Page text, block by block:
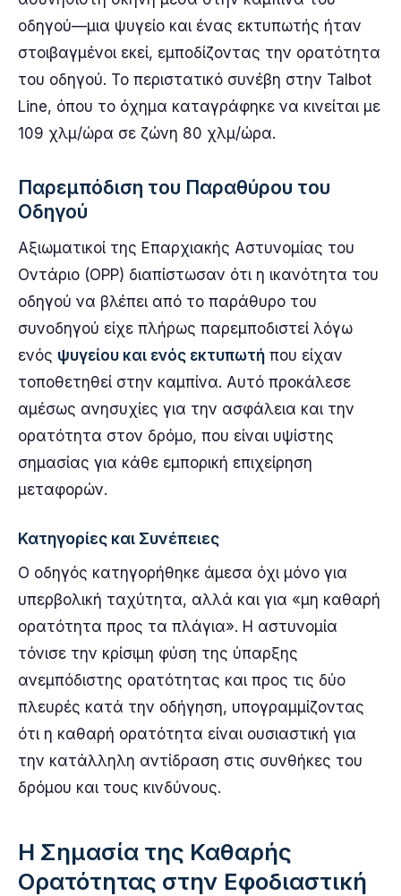
οδηγού—μια ψυγείο και ένας εκτυπωτής ήταν
στοιβαγμένοι εκεί, εμποδίζοντας την ορατότητα
του οδηγού. Το περιστατικό συνέβη στην Talbot
Line, όπου το όχημα καταγράφηκε να κινείται με
109 χλμ/ώρα σε ζώνη 80 χλμ/ώρα.
Παρεμπόδιση του Παραθύρου του
Οδηγού
Αξιωματικοί της Επαρχιακής Αστυνομίας του
Οντάριο (OPP) διαπίστωσαν ότι η ικανότητα του
οδηγού να βλέπει από το παράθυρο του
συνοδηγού είχε πλήρως παρεμποδιστεί λόγω
ενός ψυγείου και ενός εκτυπωτή που είχαν
τοποθετηθεί στην καμπίνα. Αυτό προκάλεσε
αμέσως ανησυχίες για την ασφάλεια και την
ορατότητα στον δρόμο, που είναι υψίστης
σημασίας για κάθε εμπορική επιχείρηση
μεταφορών.
Κατηγορίες και Συνέπειες
Ο οδηγός κατηγορήθηκε άμεσα όχι μόνο για
υπερβολική ταχύτητα, αλλά και για «μη καθαρή
ορατότητα προς τα πλάγια». Η αστυνομία
τόνισε την κρίσιμη φύση της ύπαρξης
ανεμπόδιστης ορατότητας και προς τις δύο
πλευρές κατά την οδήγηση, υπογραμμίζοντας
ότι η καθαρή ορατότητα είναι ουσιαστική για
την κατάλληλη αντίδραση στις συνθήκες του
δρόμου και τους κινδύνους.
Η Σημασία της Καθαρής
Ορατότητας στην Εφοδιαστική